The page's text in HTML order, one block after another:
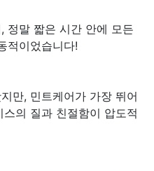
정말 짧은 시간 안에 모든
적이었습니다!
만, 민트케어가 가장 뛰어
의 질과 친절함이 압도적